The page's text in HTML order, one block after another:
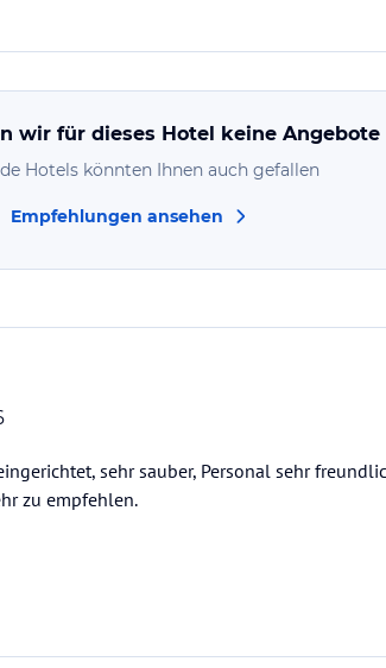
wir für dieses Hotel keine Angebote
Hotels könnten Ihnen auch gefallen
Empfehlungen ansehen
sehr sauber, Personal sehr
zu empfehlen.